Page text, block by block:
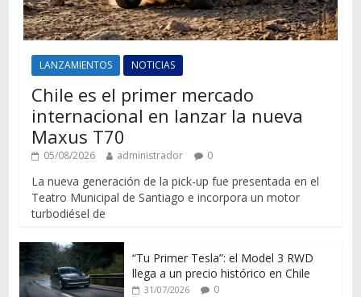
LANZAMIENTOS NOTICIAS
Chile es el primer mercado
internacional en lanzar la nueva
Maxus T70
05/08/2026 administrador 0
La nueva generación de la pick-up fue presentada en el
Teatro Municipal de Santiago e incorpora un motor
turbodiésel de
“Tu Primer Tesla”: el Model 3 RWD
llega a un precio histórico en Chile
31/07/2026 0